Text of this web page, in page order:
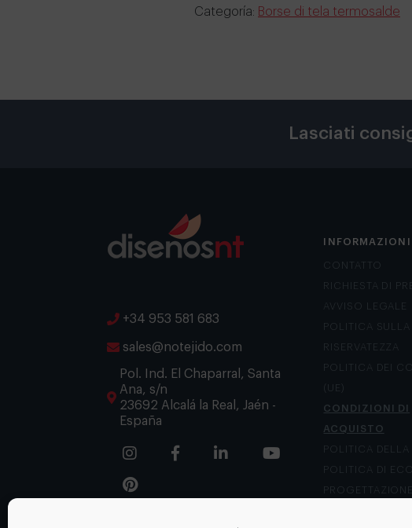
Categoría: Borse di tela termosalde
Lasciati
+34 953 581 683
sales@notejido.com
Pol. Ind. El Chaparral, Santa
Ana, s/n
23692 Alcalá la Real, Jaén -
España
INFORMAZIONI
CONTATTO
RICHIESTA DI
AVVISO LEGALE
POLITICA SULLA
RISERVATEZZA
POLITICA DEI
CONDIZIONI DI
ACQUISTO
POLITICA DELLA
POLITICA DI
PROGETTAZIONE